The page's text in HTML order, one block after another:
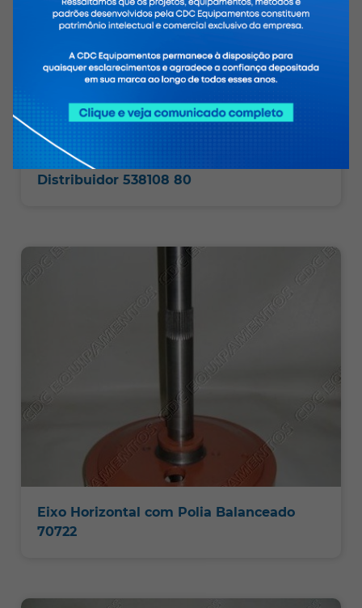
Distribuidor 538108 80
Eixo Horizontal com Polia Balanceado
70722